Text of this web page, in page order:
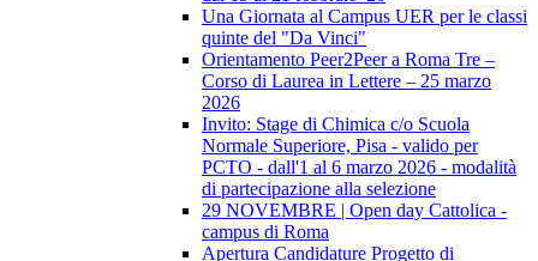
Una Giornata al Campus UER per le classi
quinte del "Da Vinci"
Orientamento Peer2Peer a Roma Tre –
Corso di Laurea in Lettere – 25 marzo
2026
Invito: Stage di Chimica c/o Scuola
Normale Superiore, Pisa - valido per
PCTO - dall'1 al 6 marzo 2026 - modalità
di partecipazione alla selezione
29 NOVEMBRE | Open day Cattolica -
campus di Roma
Apertura Candidature Progetto di